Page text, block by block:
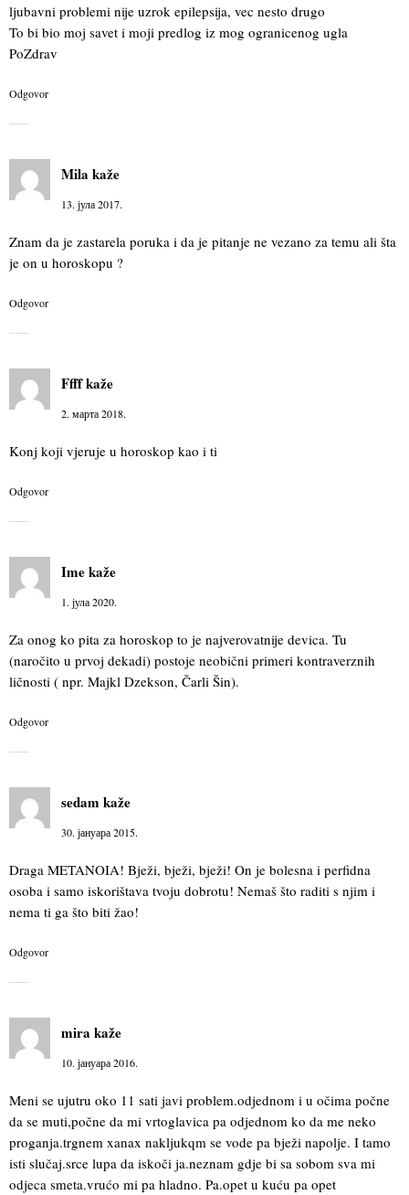
ljubavni problemi nije uzrok epilepsija, vec nesto drugo
To bi bio moj savet i moji predlog iz mog ogranicenog ugla
PoZdrav
Odgovor
Mila kaže
13. јула 2017.
Znam da je zastarela poruka i da je pitanje ne vezano za temu ali šta
je on u horoskopu ?
Odgovor
Ffffkaže
2. марта 2018.
Konj koji vjeruje u horoskop kao i ti
Odgovor
Imekaže
1. јула 2020.
Za onog ko pita za horoskop to je najverovatnije devica. Tu
(naročito u prvoj dekadi) postoje neobični primeri kontraverznih
ličnosti ( npr. Majkl Dzekson, Čarli Šin).
Odgovor
sedam kaže
30. јануара 2015.
Draga METANOIA! Bježi, bježi, bježi! On je bolesna i perfidna
osoba i samo iskorištava tvoju dobrotu! Nemaš što raditi s njim i
nema ti ga što biti žao!
Odgovor
mira kaže
10. јануара 2016.
Meni se ujutru oko 11 sati javi problem.odjednom i u očima počne
da se muti,počne da mi vrtoglavica pa odjednom ko da me neko
proganja.trgnem xanax nakljukqm se vode pa bježi napolje. I tamo
isti slučaj.srce lupa da iskoči ja.neznam gdje bi sa sobom sva mi
odjeca smeta.vrućo mi pa hladno. Pa.opet u kuću pa opet